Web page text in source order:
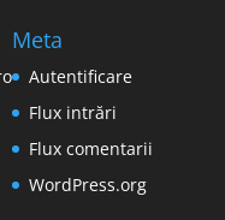
Meta
Autentificare
Flux intrări
Flux comentarii
WordPress.org